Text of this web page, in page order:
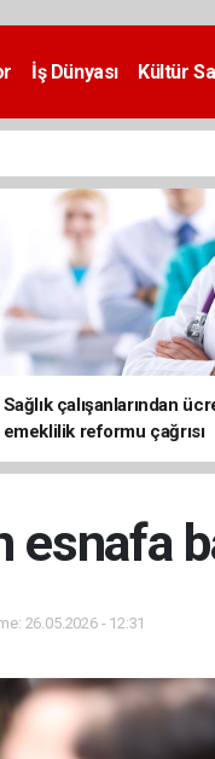
İş Dünyası Kültür
Sağlık çalışanlarından
emeklilik reformu çağrısı
esnafa
26.05.2026 - 12:31